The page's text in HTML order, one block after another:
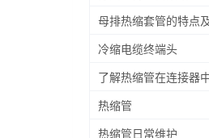
母排热缩套管的特点
冷缩电缆终端头
了解热缩管在连接器
热缩管
热缩管日常维护